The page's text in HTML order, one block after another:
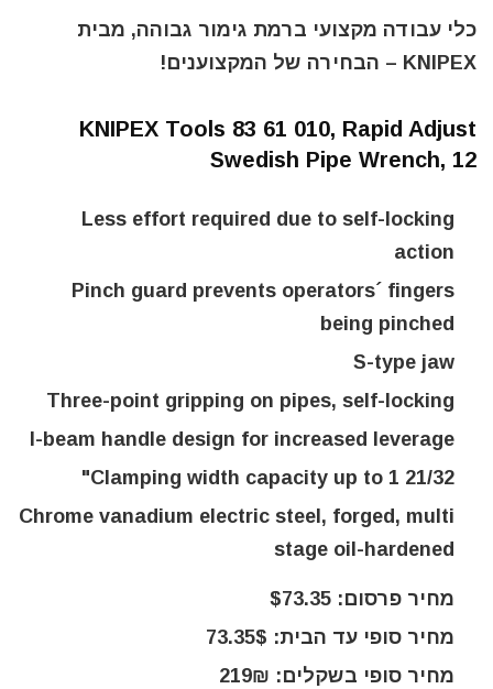
כלי עבודה מקצועי ברמת גימור גבוהה, מבית
KNIPEX – הבחירה של המקצוענים!
KNIPEX Tools 83 61 010, Rapid Adjust
Swedish Pipe Wrench, 12
Less effort required due to self-locking
action
Pinch guard prevents operators´ fingers
being pinched
S-type jaw
Three-point gripping on pipes, self-locking
I-beam handle design for increased leverage
Clamping width capacity up to 1 21/32"
Chrome vanadium electric steel, forged, multi
stage oil-hardened
מחיר פרסום: $73.35
מחיר סופי עד הבית: 73.35$
מחיר סופי בשקלים: 219₪